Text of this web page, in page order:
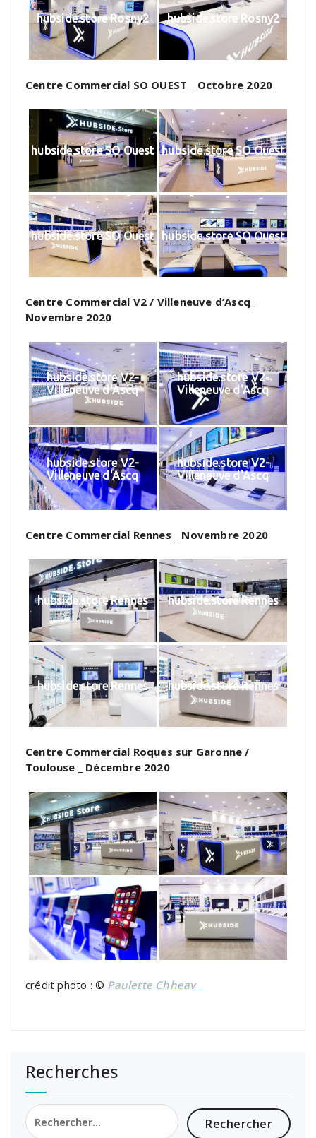
hubside.store Rosny2 hubside.store Rosny2
Centre Commercial SO OUEST _ Octobre 2020
hubside.store SO Ouest hubside.store SO Ouest
hubside.store SO Ouest hubside.store SO Ouest
Centre Commercial V2 / Villeneuve d’Ascq_
Novembre 2020
hubside.store V2-
Villeneuve d'Ascq
hubside.store V2-
Villeneuve d'Ascq
hubside.store V2-
Villeneuve d'Ascq
hubside.store V2-
Villeneuve d'Ascq
Centre Commercial Rennes _ Novembre 2020
hubside.store Rennes hubside.store Rennes
hubside.store Rennes hubside.store Rennes
Centre Commercial Roques sur Garonne /
Toulouse _ Décembre 2020
crédit photo : © Paulette Chheav
Recherches
Rechercher :